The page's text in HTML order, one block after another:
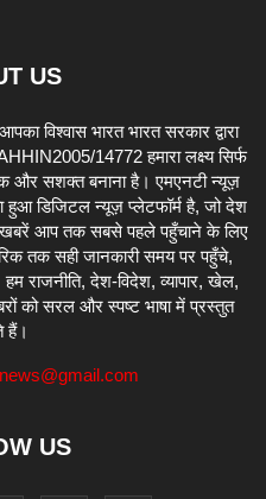
US
विश्वास भारत भारत सरकार द्वारा
14772 हमारा लक्ष्य सिर्फ
और सशक्त बनाना है। एमएनटी न्यूज़
हुआ डिजिटल न्यूज़ प्लेटफॉर्म है, जो देश
खबरें आप तक सबसे पहले पहुँचाने के लिए
तक सही जानकारी समय पर पहुँचे,
देश-विदेश, व्यापार, खेल,
को सरल और स्पष्ट भाषा में प्रस्तुत
हैं।
US